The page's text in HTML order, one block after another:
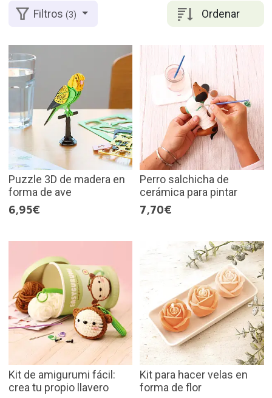
Ordenar
Filtros(3)
Puzzle 3D de madera en
forma de ave
6,95€
Perro salchicha de
cerámica para pintar
7,70€
Kit de amigurumi fácil:
crea tu propio llavero
Kit para hacer velas en
forma de flor